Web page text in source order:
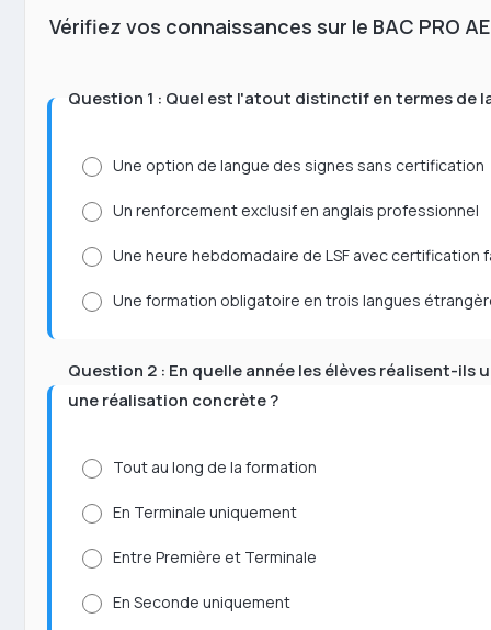
Vérifiez vos connaissances sur le BAC PRO
Question 1 : Quel est l'atout distinctif en termes de
Une option de langue des signes sans certification
Un renforcement exclusif en anglais professionnel
Une heure hebdomadaire de LSF avec certification
Une formation obligatoire en trois langues
Question 2 : En quelle année les élèves réalisent-
une réalisation concrète ?
Tout au long de la formation
En Terminale uniquement
Entre Première et Terminale
En Seconde uniquement